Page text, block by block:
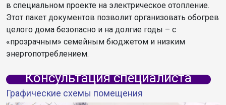
в специальном проекте на электрическое отопление.
Этот пакет документов позволит организовать обогрев
целого дома безопасно и на долгие годы – с
«прозрачным» семейным бюджетом и низким
энергопотреблением.
Консультация специалиста
Графические схемы помещения